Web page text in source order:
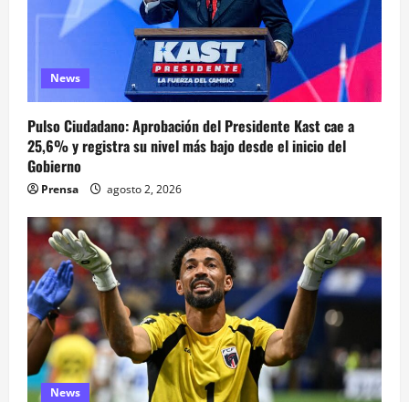
News
Pulso Ciudadano: Aprobación del Presidente Kast cae a
25,6% y registra su nivel más bajo desde el inicio del
Gobierno
Prensa agosto 2, 2026
News